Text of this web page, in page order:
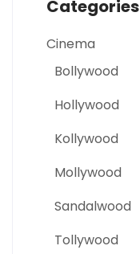
Categories
Cinema
Bollywood
Hollywood
Kollywood
Mollywood
Sandalwood
Tollywood